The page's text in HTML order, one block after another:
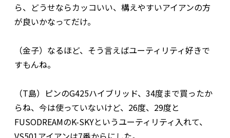
ら、どうせならカッコいい、構えやすいアイアンの方
が良いかなってだけ。
（金子）なるほど、そう言えばユーティリティ好きで
すもんね。
（T島）ピンのG425ハイブリッド、34度まで買ったか
らね、今は使っていないけど、26度、29度と
FUSODREAMのK-SKYというユーティリティ入れて、